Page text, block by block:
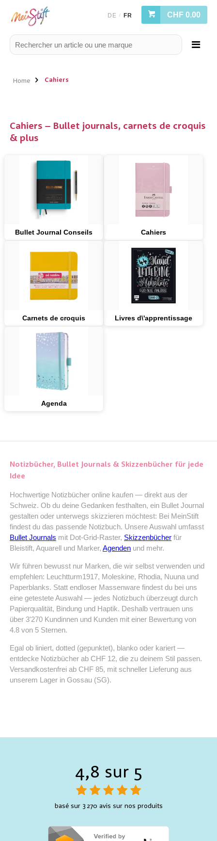
DE / FR CHF 0.00
Home Cahiers
Cahiers – Bullet journals, carnets de croquis
& plus
Bullet Journal Conseils Cahiers
Carnets de croquis Livres d\'apprentissage
Agenda
Notizbücher, Bullet Journals & Skizzenbücher für jede
Idee
Hochwertige Notizbücher online kaufen — direkt aus der
Schweiz. Ob du deine Gedanken festhalten, ein Bullet Journal
gestalten oder unterwegs skizzieren möchtest: Bei MeinStift
findest du das passende Notizbuch. Unsere Auswahl umfasst
Bullet Journals mit Dot-Grid-Raster, Skizzenbücher für
Bleistift, Aquarell und Marker, Agenden und mehr.
Wir führen bewusst nur Marken, die wir selbst verwenden und
empfehlen: Leuchtturm1917, Moleskine, Rhodia, Nuuna und
Paperblanks. Statt endloser Massenware findest du bei uns
eine getestete Auswahl — jedes Notizbuch überzeugt durch
Papierqualität, Bindung und Haptik. Deshalb vertrauen uns
über 3'270 Kundinnen und Kunden mit einer Bewertung von
4.8 von 5 Sternen.
Egal ob liniert, dotted (gepunktet), blanko oder kariert —
entdecke Notizbücher ab CHF 12, die zu deinem Stil passen.
Versandkostenfrei ab CHF 85, mit schneller Lieferung aus
unserem Lager in Gossau (SG).
4,8 sur 5
basé sur 3 270 avis sur nos produits